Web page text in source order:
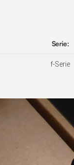
Serie:
f-Serie